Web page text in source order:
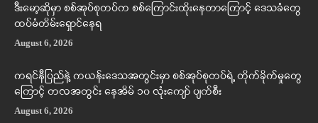
ဒီးမော့ဆိုမှာ စစ်အုပ်စုတပ်က စစ်ကြောင်းထိုးနေတာကြောင့် ဒေသခံတွေ
ထပ်မံတိမ်းရှောင်နေရ
August 6, 2026
ကရင်နီပြည်နဲ့ ကယန်းဒေသအတွင်းမှာ စစ်အုပ်စုတပ်ရဲ့ တိုက်ခိုက်မှုတွေ
ကြောင့် တလအတွင်း နေအိမ် ၁၀ လုံးကျော် ပျက်စီး
August 6, 2026